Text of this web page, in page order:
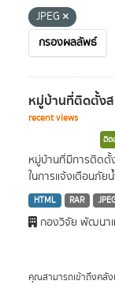
JPEG
กรองผลลัพธ์
หมู่บ้านที่ติดตั้ง
recent views
ติด
หมู่บ้านที่มีการติดตั้
ในการแจ้งเตือนภั
HTML RAR
กองวิจัย พัฒนา
คุณสามารถเข้าถึงคลั